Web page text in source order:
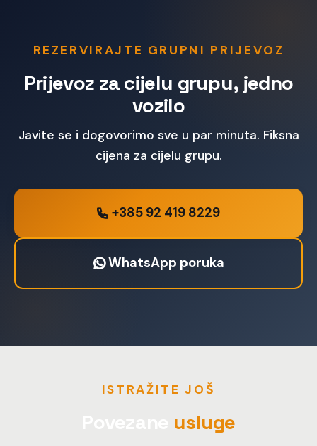
REZERVIRAJTE GRUPNI PRIJEVOZ
Prijevoz za cijelu grupu, jedno
vozilo
Javite se i dogovorimo sve u par minuta. Fiksna
cijena za cijelu grupu.
+385 92 419 8229
WhatsApp poruka
ISTRAŽITE JOŠ
usluge